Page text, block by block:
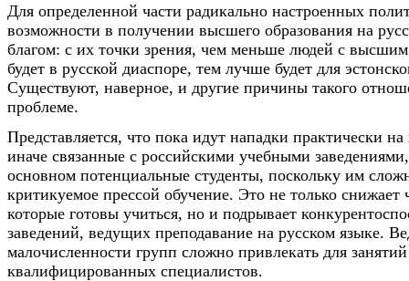
Для определенной части радикально настроенных
возможности в получении высшего образования на
благом: с их точки зрения, чем меньше людей с
будет в русской диаспоре, тем лучше будет для
Существуют, наверное, и другие причины такого
проблеме.
Представляется, что пока идут нападки практически
иначе связанные с российскими учебными
основном потенциальные студенты, поскольку им
критикуемое прессой обучение. Это не только снижает
которые готовы учиться, но и подрывает
заведений, ведущих преподавание на русском языке.
малочисленности групп сложно привлекать для занятий
квалифицированных специалистов.